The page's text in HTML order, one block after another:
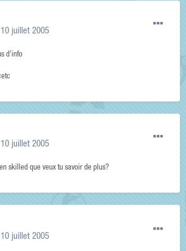
juillet 2005
d'info
juillet 2005
skilled que veux tu savoir de plus?
juillet 2005